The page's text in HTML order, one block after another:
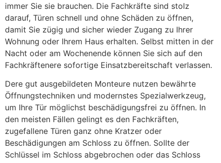
immer Sie sie brauchen. Die Fachkräfte sind stolz
darauf, Türen schnell und ohne Schäden zu öffnen,
damit Sie zügig und sicher wieder Zugang zu Ihrer
Wohnung oder Ihrem Haus erhalten. Selbst mitten in der
Nacht oder am Wochenende können Sie sich auf den
Fachkräftenere sofortige Einsatzbereitschaft verlassen.
Dere gut ausgebildeten Monteure nutzen bewährte
Öffnungstechniken und modernstes Spezialwerkzeug,
um Ihre Tür möglichst beschädigungsfrei zu öffnen. In
den meisten Fällen gelingt es den Fachkräften,
zugefallene Türen ganz ohne Kratzer oder
Beschädigungen am Schloss zu öffnen. Sollte der
Schlüssel im Schloss abgebrochen oder das Schloss